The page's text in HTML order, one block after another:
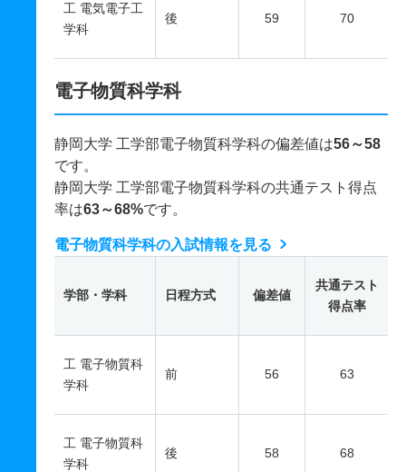
工 電気電子工
学科
後 59 70
電子物質科学科
静岡大学 工学部電子物質科学科の偏差値は56～58
です。
静岡大学 工学部電子物質科学科の共通テスト得点
率は63～68%です。
電子物質科学科の入試情報を見る
学部・学科 日程方式 偏差値
共通テスト
得点率
工 電子物質科
学科
前 56 63
工 電子物質科
学科
後 58 68